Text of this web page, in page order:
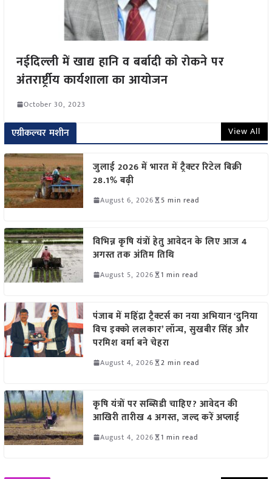
नईदिल्ली में खाद्य हानि व बर्बादी को रोकने पर
अंतरार्ष्ट्रीय कार्यशाला का आयोजन
October 30, 2023
एग्रीकल्चर मशीन View All
जुलाई 2026 में भारत में ट्रैक्टर रिटेल बिक्री
28.1% बढ़ी
August 6, 2026 5 min read
विभिन्न कृषि यंत्रों हेतु आवेदन के लिए आज 4
अगस्त तक अंतिम तिथि
August 5, 2026 1 min read
पंजाब में महिंद्रा ट्रैक्टर्स का नया अभियान ‘दुनिया
विच इक्को ललकार’ लॉन्च, सुखबीर सिंह और
परमिश वर्मा बने चेहरा
August 4, 2026 2 min read
कृषि यंत्रों पर सब्सिडी चाहिए? आवेदन की
आखिरी तारीख 4 अगस्त, जल्द करें अप्लाई
August 4, 2026 1 min read